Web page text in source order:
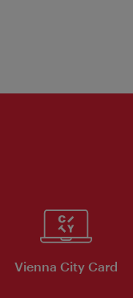
Vienna City Card